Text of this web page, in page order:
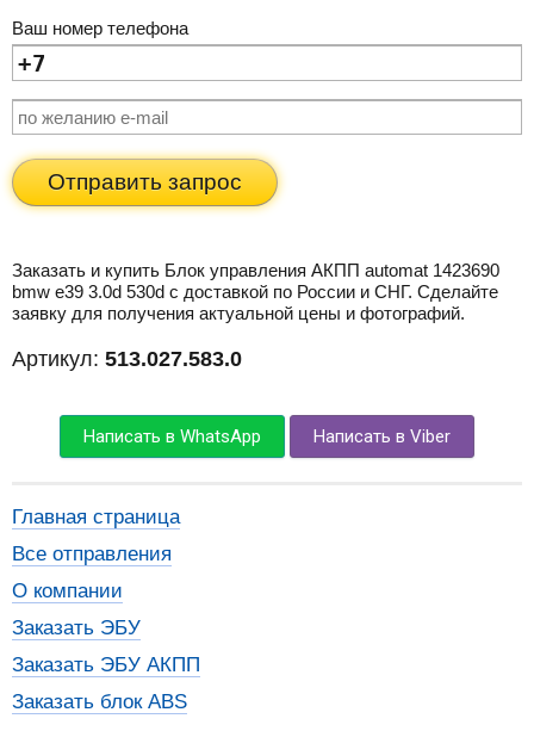
Ваш номер телефона
Отправить запрос
Заказать и купить Блок управления АКПП automat 1423690
bmw e39 3.0d 530d с доставкой по России и СНГ. Сделайте
заявку для получения актуальной цены и фотографий.
Артикул: 513.027.583.0
Написать в WhatsApp Написать в Viber
Главная страница
Все отправления
О компании
Заказать ЭБУ
Заказать ЭБУ АКПП
Заказать блок ABS